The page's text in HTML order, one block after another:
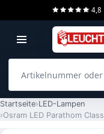
4,8
Startseite LED-Lampen